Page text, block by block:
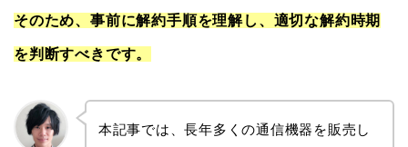
そのため、事前に解約手順を理解し、適切な解約時期
を判断すべきです。
本記事では、長年多くの通信機器を販売し